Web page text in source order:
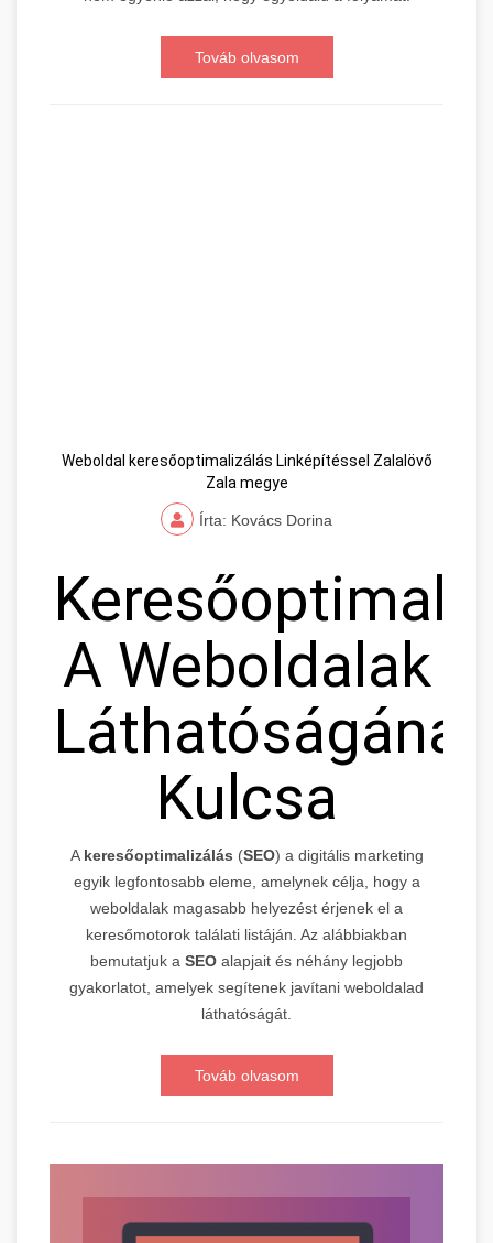
Továb olvasom
Weboldal keresőoptimalizálás Linképítéssel Zalalövő
Zala megye
Írta: Kovács Dorina
A Weboldalak
Láthatóságának
Kulcsa
A keresőoptimalizálás (SEO) a digitális marketing
egyik legfontosabb eleme, amelynek célja, hogy a
weboldalak magasabb helyezést érjenek el a
keresőmotorok találati listáján. Az alábbiakban
bemutatjuk a SEO alapjait és néhány legjobb
gyakorlatot, amelyek segítenek javítani weboldalad
láthatóságát.
Továb olvasom